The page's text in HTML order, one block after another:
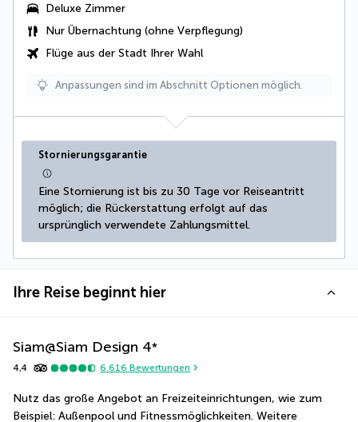
Deluxe Zimmer
Nur Übernachtung (ohne Verpflegung)
Flüge aus der Stadt Ihrer Wahl
Anpassungen sind im Abschnitt Optionen möglich.
Stornierungsgarantie
Eine Stornierung ist bis zu 30 Tage vor Reiseantritt
möglich; die Rückerstattung erfolgt auf das
ursprünglich verwendete Zahlungsmittel.
Ihre Reise beginnt hier
Siam@Siam Design 4*
4,4 6.616 Bewertungen
Nutz das große Angebot an Freizeiteinrichtungen, wie zum
Beispiel: Außenpool und Fitnessmöglichkeiten. Weitere